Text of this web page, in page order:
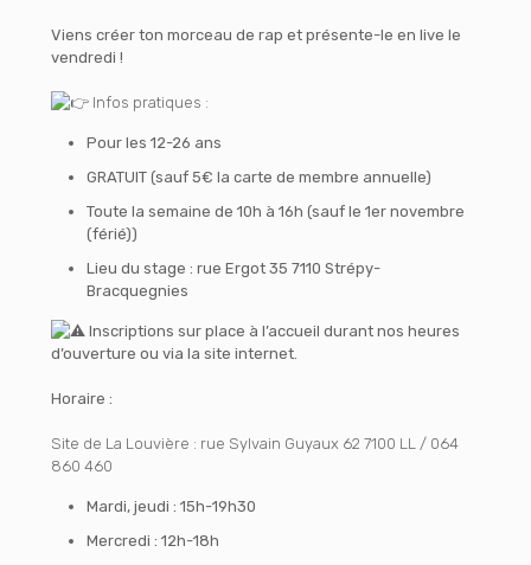
Viens créer ton morceau de rap et présente-le en live le
vendredi !
Infos pratiques :
Pour les 12-26 ans
GRATUIT (sauf 5€ la carte de membre annuelle)
Toute la semaine de 10h à 16h (sauf le 1er novembre
(férié))
Lieu du stage : rue Ergot 35 7110 Strépy-
Bracquegnies
Inscriptions sur place à l’accueil durant nos heures
d’ouverture ou via la site internet.
Horaire :
Site de La Louvière : rue Sylvain Guyaux 62 7100 LL / 064
860 460
Mardi, jeudi : 15h-19h30
Mercredi : 12h-18h